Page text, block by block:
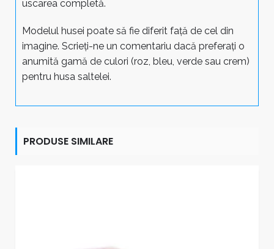
uscarea completă.
Modelul husei poate să fie diferit față de cel din
imagine. Scrieți-ne un comentariu dacă preferați o
anumită gamă de culori (roz, bleu, verde sau crem)
pentru husa saltelei.
PRODUSE SIMILARE